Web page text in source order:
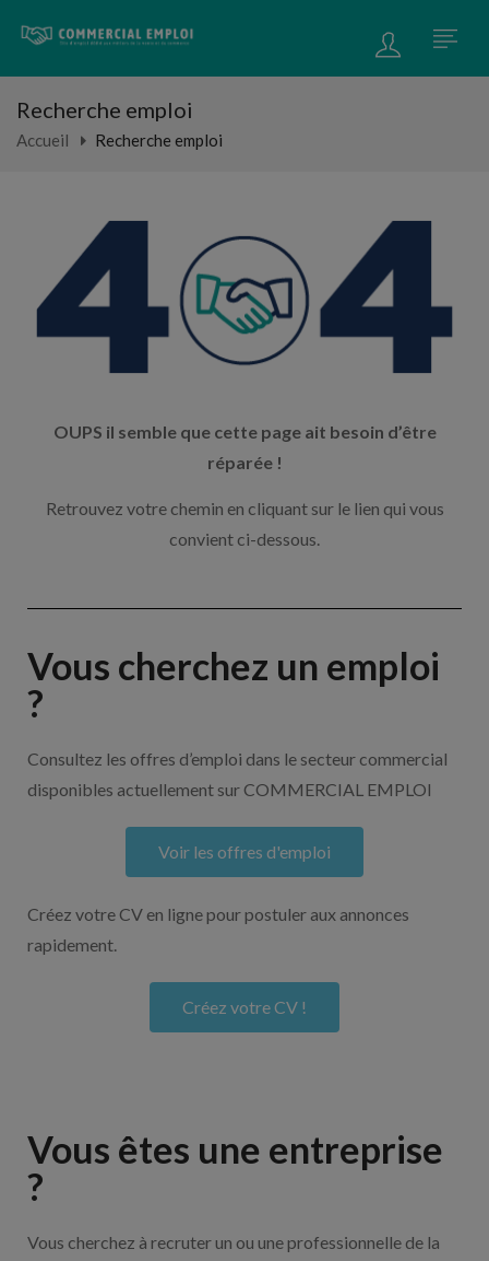
Recherche emploi
Accueil Recherche emploi
OUPS il semble que cette page ait besoin d’être
réparée !
Retrouvez votre chemin en cliquant sur le lien qui vous
convient ci-dessous.
Vous cherchez un emploi
?
Consultez les offres d’emploi dans le secteur commercial
disponibles actuellement sur COMMERCIAL EMPLOI
Voir les offres d'emploi
Créez votre CV en ligne pour postuler aux annonces
rapidement.
Créez votre CV !
Vous êtes une entreprise
?
Vous cherchez à recruter un ou une professionnelle de la